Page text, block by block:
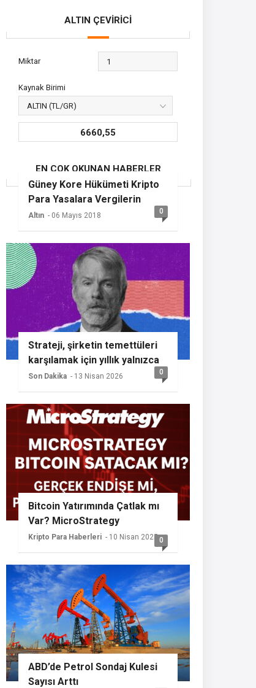
ALTIN ÇEVİRİCİ
Miktar
Kaynak Birimi
6660,55
EN ÇOK OKUNAN HABERLER
Güney Kore Hükümeti Kripto
Para Yasalara Vergilerin
Getireceğini Açıkladı
Altın - 06 Mayıs 2018 0
Strateji, şirketin temettüleri
karşılamak için yıllık yalnızca
%2 BTC büyümesine ihtiyaç
duyması nedeniyle başka bir
Bitcoin alımının sinyalini
veriyor
Son Dakika - 13 Nisan 2026 0
Bitcoin Yatırımında Çatlak mı
Var? MicroStrategy
Sessizliğini Koruyor
Kripto Para Haberleri - 10 Nisan 20250
ABD’de Petrol Sondaj Kulesi
Sayısı Arttı